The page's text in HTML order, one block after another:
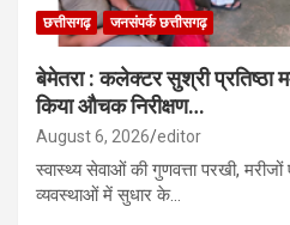
छत्तीसगढ़ जनसंपर्क छत्तीसगढ़
बेमेतरा : कलेक्टर सुश्री प्रतिष्ठा
किया औचक निरीक्षण…
August 6, 2026 editor
स्वास्थ्य सेवाओं की गुणवत्ता परखी,
व्यवस्थाओं में सुधार के…